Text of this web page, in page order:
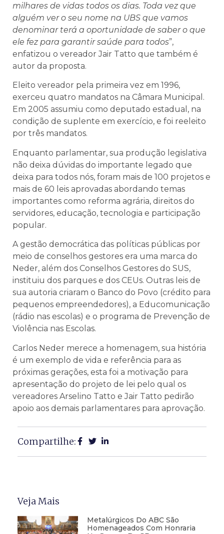
milhares de vidas todos os dias. Toda vez que
alguém ver o seu nome na UBS que vamos
denominar terá a oportunidade de saber o que
ele fez para garantir saúde para todos”,
enfatizou o vereador Jair Tatto que também é
autor da proposta.
Eleito vereador pela primeira vez em 1996,
exerceu quatro mandatos na Câmara Municipal.
Em 2005 assumiu como deputado estadual, na
condição de suplente em exercício, e foi reeleito
por três mandatos.
Enquanto parlamentar, sua produção legislativa
não deixa dúvidas do importante legado que
deixa para todos nós, foram mais de 100 projetos e
mais de 60 leis aprovadas abordando temas
importantes como reforma agrária, direitos do
servidores, educação, tecnologia e participação
popular.
A gestão democrática das políticas públicas por
meio de conselhos gestores era uma marca do
Neder, além dos Conselhos Gestores do SUS,
instituiu dos parques e dos CEUs. Outras leis de
sua autoria criaram o Banco do Povo (crédito para
pequenos empreendedores), a Educomunicação
(rádio nas escolas) e o programa de Prevenção de
Violência nas Escolas.
Carlos Neder merece a homenagem, sua história
é um exemplo de vida e referência para as
próximas gerações, esta foi a motivação para
apresentação do projeto de lei pelo qual os
vereadores Arselino Tatto e Jair Tatto pedirão
apoio aos demais parlamentares para aprovação.
Compartilhe:
Veja Mais
Metalúrgicos Do ABC São
Homenageados Com Honraria